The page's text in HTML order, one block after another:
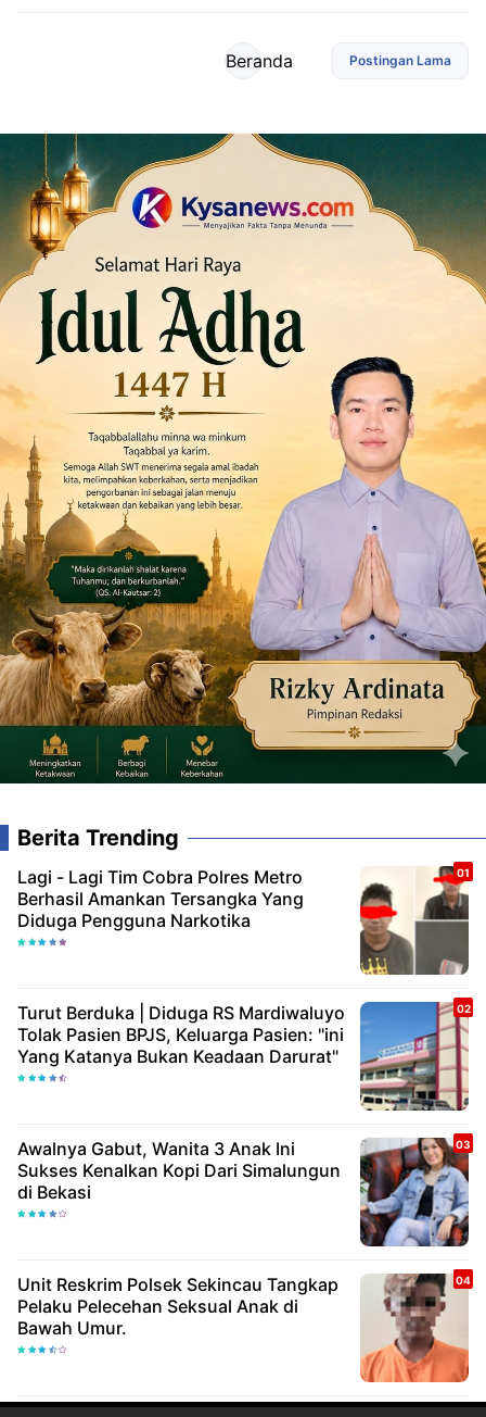
Postingan Lama
Beranda
Berita Trending
Lagi - Lagi Tim Cobra Polres Metro
Berhasil Amankan Tersangka Yang
Diduga Pengguna Narkotika
Turut Berduka | Diduga RS Mardiwaluyo
Tolak Pasien BPJS, Keluarga Pasien: "ini
Yang Katanya Bukan Keadaan Darurat"
Awalnya Gabut, Wanita 3 Anak Ini
Sukses Kenalkan Kopi Dari Simalungun
di Bekasi
Unit Reskrim Polsek Sekincau Tangkap
Pelaku Pelecehan Seksual Anak di
Bawah Umur.